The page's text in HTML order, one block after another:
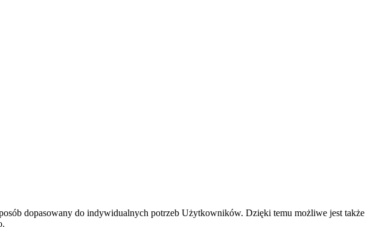
dopasowany do indywidualnych potrzeb Użytkowników. Dzięki temu możliwe jest także